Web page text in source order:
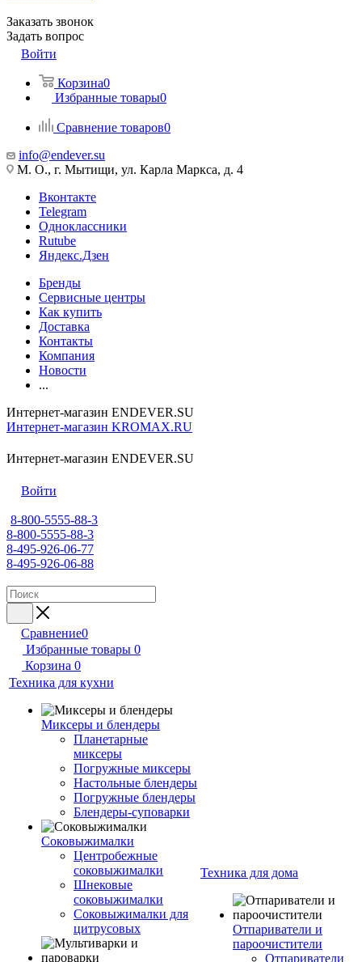
Заказать звонок
Задать вопрос
Войти
Корзина0
Избранные товары0
Сравнение товаров0
info@endever.su
М. О., г. Мытищи, ул. Карла Маркса, д. 4
Вконтакте
Telegram
Одноклассники
Rutube
Яндекс.Дзен
Бренды
Сервисные центры
Как купить
Доставка
Контакты
Компания
Новости
...
Интернет-магазин ENDEVER.SU
Интернет-магазин KROMAX.RU
Интернет-магазин ENDEVER.SU
Войти
8-800-5555-88-3
8-800-5555-88-3
8-495-926-06-77
8-495-926-06-88
Сравнение0
Избранные товары 0
Корзина 0
Техника для кухни
Миксеры и блендеры
Планетарные
миксеры
Погружные миксеры
Настольные блендеры
Погружные блендеры
Блендеры-суповарки
Соковыжималки
Центробежные
соковыжималки
Шнековые
соковыжималки
Соковыжималки для
цитрусовых
Техника для дома
Отпариватели и
пароочистители
Отпариватели